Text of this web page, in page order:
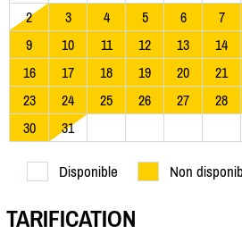
2
3 4 5 6 7
9
10 11 12 13 14
16
17 18 19 20 21
23
24 25 26 27 28
30
31
Disponible Non
TARIFICATION